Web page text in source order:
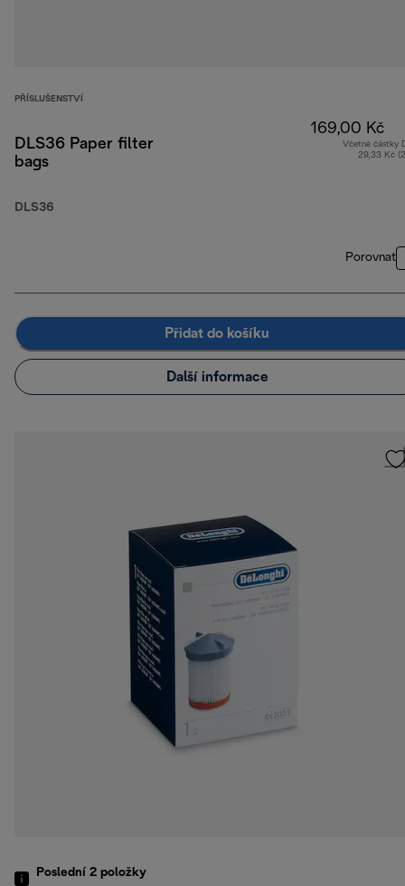
PŘÍSLUŠENSTVÍ
DLS36 Paper filter
bags
DLS36
169,00 Kč
Včetně částky
29,33 Kč
Porovnat
Přidat do košíku
Další informace
Poslední 2 položky